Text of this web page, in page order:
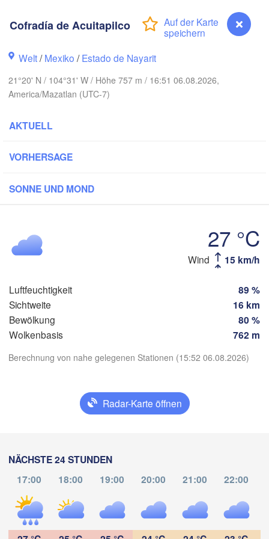
Cofradía de Acuitapilco
Welt/Mexiko /Estado de Nayarit
21°20' N / 104°31' W / Höhe 757 m / 16:51 06.08.2026,
America/Mazatlan (UTC-7)
AKTUELL
VORHERSAGE
SONNE UND MOND
27 °C
Wind 15 km/h
Luftfeuchtigkeit 89 %
Sichtweite 16 km
Bewölkung 80 %
Wolkenbasis 762 m
Berechnung von nahe gelegenen Stationen (15:52 06.08.2026)
Radar-Karte öffnen
NÄCHSTE 24 STUNDEN
17:00
18:00 19:00 20:00 21:00 22:00
Temperatur
Di
04. Aug 05. Aug
Do
06. Aug 07. Aug
Sa
08. Aug
So
09. Aug
Mo
10. Aug
:00 22 :00 23 :00 00 :00 01 :00 02 :00 03
Culiacán
Mochis
Hidalgo
del Parral
León
San Luis Potosí
Piedras